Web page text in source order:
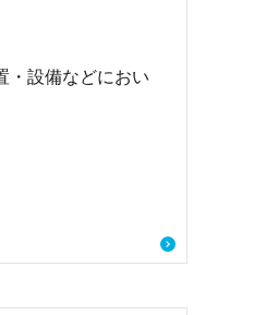
・設備などにおい